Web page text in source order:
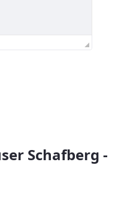
Schafberg -